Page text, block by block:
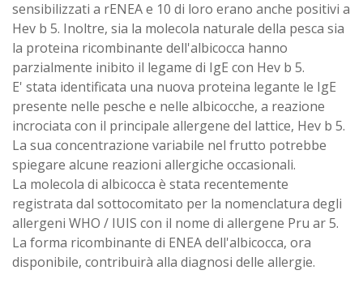
sensibilizzati a rENEA e 10 di loro erano anche positivi a
Hev b 5. Inoltre, sia la molecola naturale della pesca sia
la proteina ricombinante dell'albicocca hanno
parzialmente inibito il legame di IgE con Hev b 5.
E' stata identificata una nuova proteina legante le IgE
presente nelle pesche e nelle albicocche, a reazione
incrociata con il principale allergene del lattice, Hev b 5.
La sua concentrazione variabile nel frutto potrebbe
spiegare alcune reazioni allergiche occasionali.
La molecola di albicocca è stata recentemente
registrata dal sottocomitato per la nomenclatura degli
allergeni WHO / IUIS con il nome di allergene Pru ar 5.
La forma ricombinante di ENEA dell'albicocca, ora
disponibile, contribuirà alla diagnosi delle allergie.